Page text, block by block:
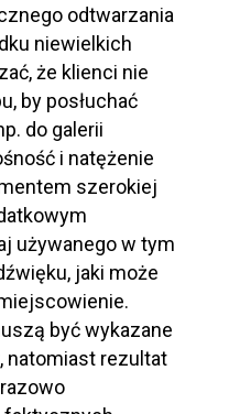
odtwarzania
niewielkich
że klienci nie
by posłuchać
do galerii
i natężenie
szerokiej
używanego w tym
jaki może
być wykazane
natomiast rezultat